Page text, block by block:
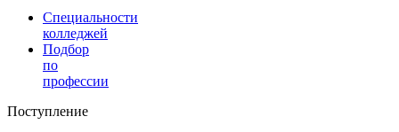
Специальности
колледжей
Подбор
по
профессии
Поступление